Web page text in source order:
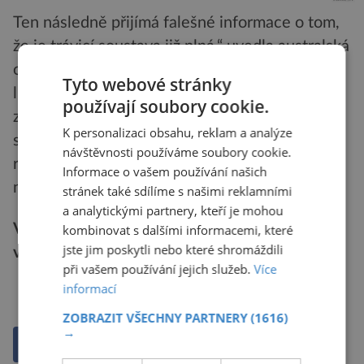
Ten následně přijímá falešné informace o tom,
že je trávicí soustava již plná,“ uvedla australská
odbornice. To může být jedním z důvodů, proč
lidé v rámci dvoutýdenního experimentu
zahrnujícího průmyslově zpracované potraviny
spontánně snědli o 500 kalorií denně více a
ručička na váze v jejich případě poskočila
nahoru o dva kilogramy.
Více se dočtete v čísle 4/2024, které je právě
v prodeji.
Tyto webové stránky
používají soubory cookie.
K personalizaci obsahu, reklam a analýze
návštěvnosti používáme soubory cookie.
Informace o vašem používání našich
stránek také sdílíme s našimi reklamními
a analytickými partnery, kteří je mohou
kombinovat s dalšími informacemi, které
jste jim poskytli nebo které shromáždili
při vašem používání jejich služeb.Více
informací
ZOBRAZIT VŠECHNY PARTNERY(1616)
→